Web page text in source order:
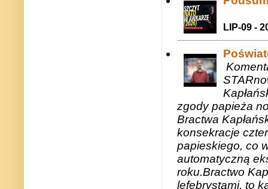
LIP-09 -
zgody papieża
Bractwa
konsekracje
papieskiego, co
automatyczną
roku.Bractwo
lefebrystami, to